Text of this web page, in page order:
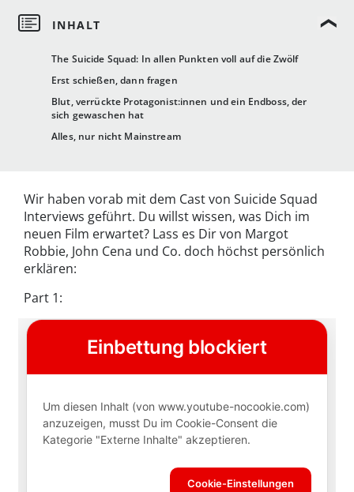
The Suicide Squad: In allen Punkten voll auf die Zwölf
Erst schießen, dann fragen
Blut, verrückte Protagonist:innen und ein Endboss, der
sich gewaschen hat
Alles, nur nicht Mainstream
Wir haben vorab mit dem Cast von Suicide Squad
Interviews geführt. Du willst wissen, was Dich im
neuen Film erwartet? Lass es Dir von Margot
Robbie, John Cena und Co. doch höchst persönlich
erklären:
Part 1: